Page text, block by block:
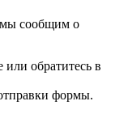
мы сообщим о
обратитесь в
формы.